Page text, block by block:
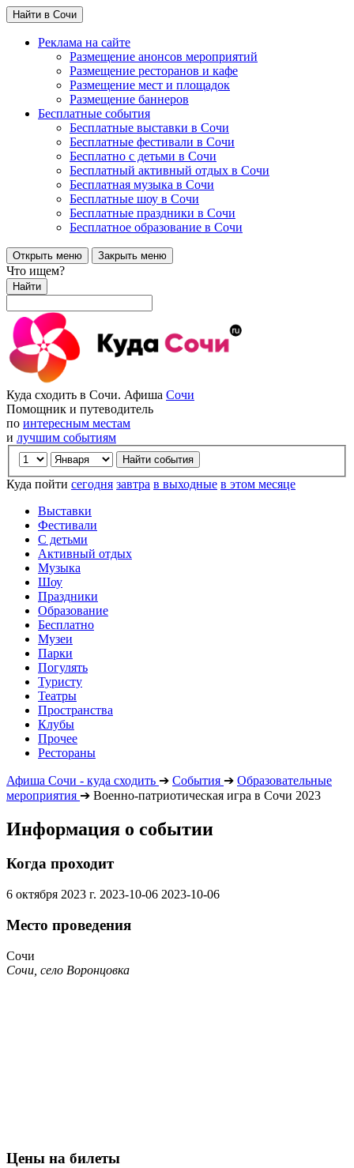
Найти в Сочи
Реклама на сайте
Размещение анонсов мероприятий
Размещение ресторанов и кафе
Размещение мест и площадок
Размещение баннеров
Бесплатные события
Бесплатные выставки в Сочи
Бесплатные фестивали в Сочи
Бесплатно с детьми в Сочи
Бесплатный активный отдых в Сочи
Бесплатная музыка в Сочи
Бесплатные шоу в Сочи
Бесплатные праздники в Сочи
Бесплатное образование в Сочи
Открыть меню Закрыть меню
Что ищем?
Найти
Куда сходить в Сочи. Афиша Сочи
Помощник и путеводитель
по интересным местам
и лучшим событиям
Куда пойти сегодня завтра в выходные в этом месяце
Выставки
Фестивали
С детьми
Активный отдых
Музыка
Шоу
Праздники
Образование
Бесплатно
Музеи
Парки
Погулять
Туристу
Театры
Пространства
Клубы
Прочее
Рестораны
Афиша Сочи - куда сходить ➔ События ➔ Образовательные
мероприятия ➔ Военно-патриотическая игра в Сочи 2023
Информация о событии
Когда проходит
6 октября 2023 г. 2023-10-06 2023-10-06
Место проведения
Сочи
Сочи, село Воронцовка
Цены на билеты